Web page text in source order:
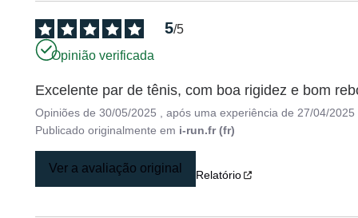
5/5
Opinião verificada
Excelente par de tênis, com boa rigidez e bom
Opiniões de30/05/2025 , após uma experiência de 27/04/2025
Publicado originalmente em i-run.fr (fr)
Ver a avaliação original Relatório